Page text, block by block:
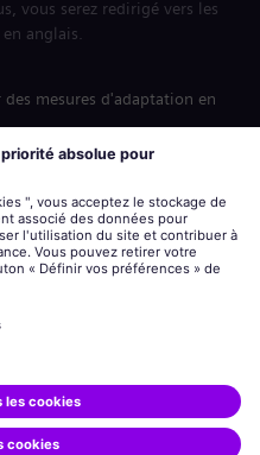
vous serez redirigé vers les
anglais.
mesures d'adaptation en
sur les conditions
de confidentialité
de Siemens AG.